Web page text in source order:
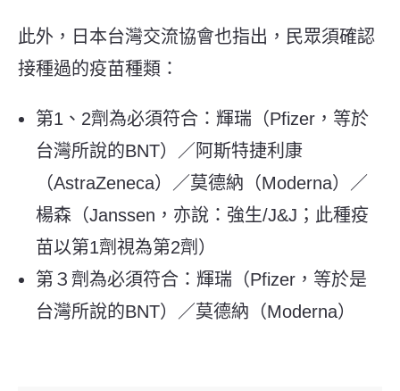
此外，日本台灣交流協會也指出，民眾須確認
接種過的疫苗種類：
第1、2劑為必須符合：輝瑞（Pfizer，等於
台灣所說的BNT）／阿斯特捷利康
（AstraZeneca）／莫德納（Moderna）／
楊森（Janssen，亦說：強生/J&J；此種疫
苗以第1劑視為第2劑）
第３劑為必須符合：輝瑞（Pfizer，等於是
台灣所說的BNT）／莫德納（Moderna）